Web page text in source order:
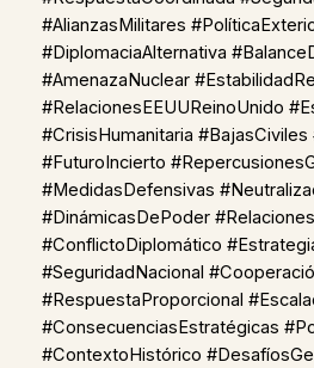
#AlianzasMilitares
#DiplomaciaAlternativa
#AmenazaNuclear
#RelacionesEEUUReinoUnido
#CrisisHumanitaria
#FuturoIncierto
#MedidasDefensivas
#DinámicasDePoder
#ConflictoDiplomático
#SeguridadNacional
#RespuestaProporcional
#ConsecuenciasEstratégicas
#ContextoHistórico